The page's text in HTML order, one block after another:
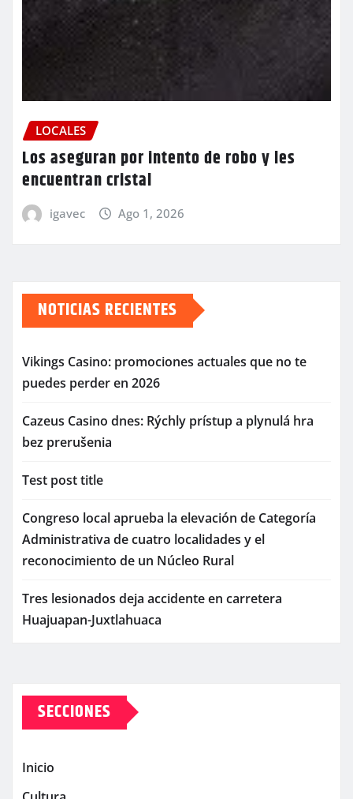
LOCALES
Los aseguran por intento de robo y les
encuentran cristal
igavec Ago 1, 2026
NOTICIAS RECIENTES
Vikings Casino: promociones actuales que no te
puedes perder en 2026
Cazeus Casino dnes: Rýchly prístup a plynulá hra
bez prerušenia
Test post title
Congreso local aprueba la elevación de Categoría
Administrativa de cuatro localidades y el
reconocimiento de un Núcleo Rural
Tres lesionados deja accidente en carretera
Huajuapan-Juxtlahuaca
SECCIONES
Inicio